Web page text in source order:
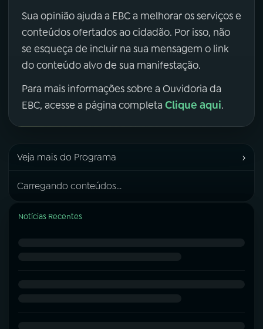
Sua opinião ajuda a EBC a melhorar os serviços e
conteúdos ofertados ao cidadão. Por isso, não
se esqueça de incluir na sua mensagem o link
do conteúdo alvo de sua manifestação.
Para mais informações sobre a Ouvidoria da
EBC, acesse a página completa Clique aqui.
Veja mais do Programa ›
Carregando conteúdos...
Notícias Recentes